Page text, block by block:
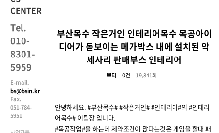
부산목수 작은거인 인테리어목수 목공아이
디어가 돋보이는 메가박스 내에 설치된 악
세사리 판매부스 인테리어
뽀티 0건 19,841회
안녕하세요. #부산목수# #작은거인# #인테리어#의 #인테리
어목수# 이팀장 입니다.
#목공작업#을 하는데 제약조건이 많다는것은 게임을 할때 패
CENTER
Tel.
010-
8301-
5959
E-mail.
bs@bsin.kr
Fax.
051-784-
5951